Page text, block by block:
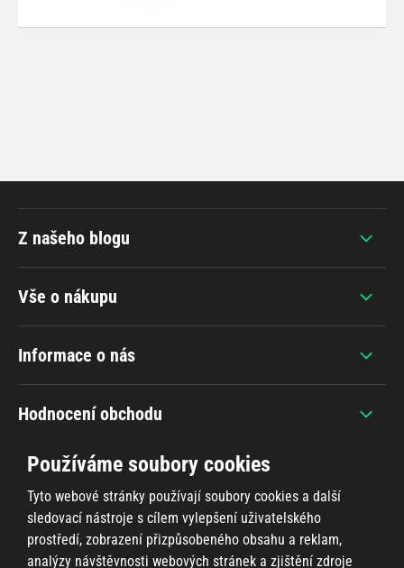
Vše o nákupu
Informace o nás
Hodnocení obchodu
+420 607 383 838
Z našeho blogu
Používáme soubory cookies
Tyto webové stránky používají soubory cookies a další
sledovací nástroje s cílem vylepšení uživatelského
prostředí, zobrazení přizpůsobeného obsahu a reklam,
analýzy návštěvnosti webových stránek a zjištění zdroje